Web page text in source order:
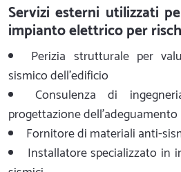
Servizi esterni utilizzati
impianto elettrico per
Perizia strutturale per
sismico dell'edificio
Consulenza di
progettazione dell'adeguamento
Fornitore di materiali anti-
Installatore specializzato in